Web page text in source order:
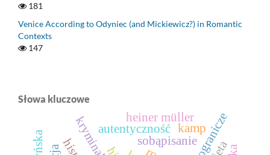
181
Venice According to Odyniec (and Mickiewicz?) in Romantic
Contexts
147
Słowa kluczowe
pogranicze
autentyczność
sobąpisanie
heiner müller
kamp